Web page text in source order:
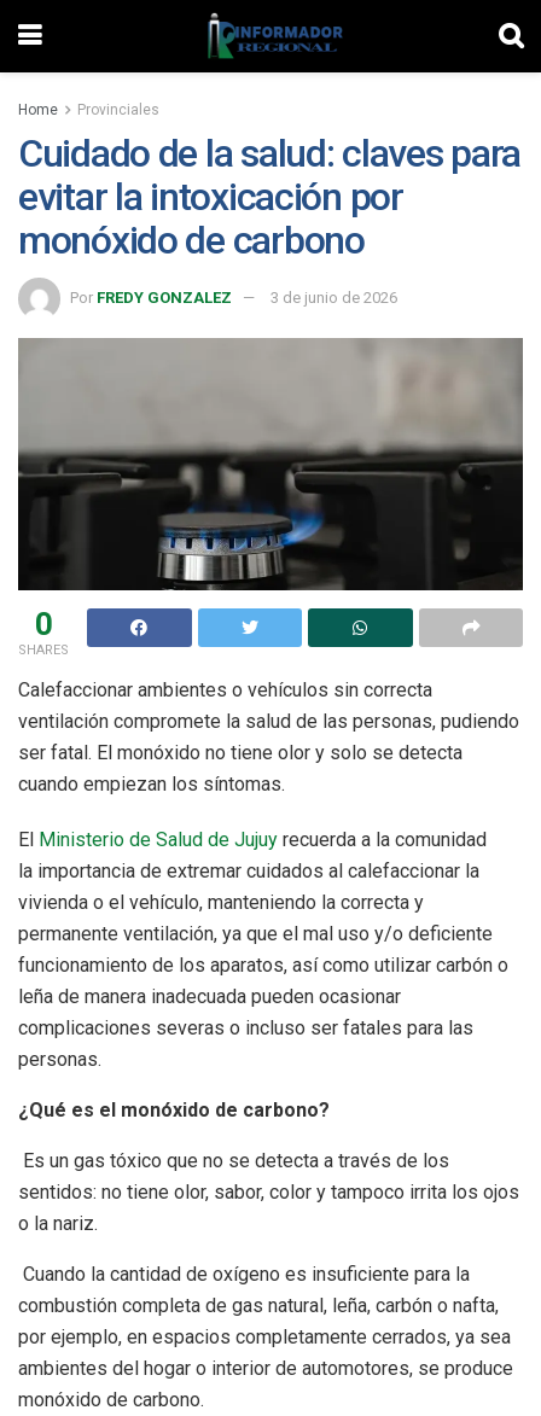
Home Provinciales
Cuidado de la salud: claves para
evitar la intoxicación por
monóxido de carbono
Por FREDY GONZALEZ 3 de junio de 2026
0
SHARES
Calefaccionar ambientes o vehículos sin correcta
ventilación compromete la salud de las personas, pudiendo
ser fatal. El monóxido no tiene olor y solo se detecta
cuando empiezan los síntomas.
El Ministerio de Salud de Jujuy recuerda a la comunidad
la importancia de extremar cuidados al calefaccionar la
vivienda o el vehículo, manteniendo la correcta y
permanente ventilación, ya que el mal uso y/o deficiente
funcionamiento de los aparatos, así como utilizar carbón o
leña de manera inadecuada pueden ocasionar
complicaciones severas o incluso ser fatales para las
personas.
¿Qué es el monóxido de carbono?
Es un gas tóxico que no se detecta a través de los
sentidos: no tiene olor, sabor, color y tampoco irrita los ojos
o la nariz.
Cuando la cantidad de oxígeno es insuficiente para la
combustión completa de gas natural, leña, carbón o nafta,
por ejemplo, en espacios completamente cerrados, ya sea
ambientes del hogar o interior de automotores, se produce
monóxido de carbono.